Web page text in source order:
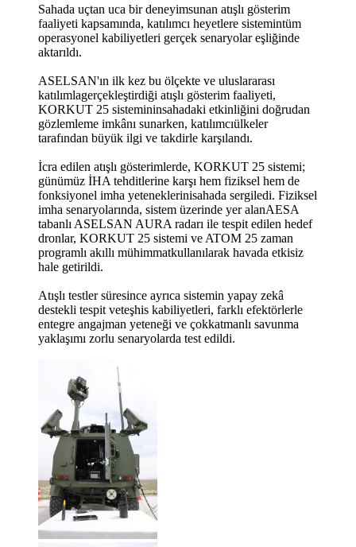
Sahada uçtan uca bir deneyimsunan atışlı gösterim
faaliyeti kapsamında, katılımcı heyetlere sistemintüm
operasyonel kabiliyetleri gerçek senaryolar eşliğinde
aktarıldı.
ASELSAN'ın ilk kez bu ölçekte ve uluslararası
katılımlagerçekleştirdiği atışlı gösterim faaliyeti,
KORKUT 25 sistemininsahadaki etkinliğini doğrudan
gözlemleme imkânı sunarken, katılımcıülkeler
tarafından büyük ilgi ve takdirle karşılandı.
İcra edilen atışlı gösterimlerde, KORKUT 25 sistemi;
günümüz İHA tehditlerine karşı hem fiziksel hem de
fonksiyonel imha yeteneklerinisahada sergiledi. Fiziksel
imha senaryolarında, sistem üzerinde yer alanAESA
tabanlı ASELSAN AURA radarı ile tespit edilen hedef
dronlar, KORKUT 25 sistemi ve ATOM 25 zaman
programlı akıllı mühimmatkullanılarak havada etkisiz
hale getirildi.
Atışlı testler süresince ayrıca sistemin yapay zekâ
destekli tespit veteşhis kabiliyetleri, farklı efektörlerle
entegre angajman yeteneği ve çokkatmanlı savunma
yaklaşımı zorlu senaryolarda test edildi.